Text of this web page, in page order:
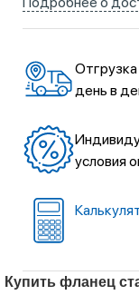
день в
условия
Купить фланец